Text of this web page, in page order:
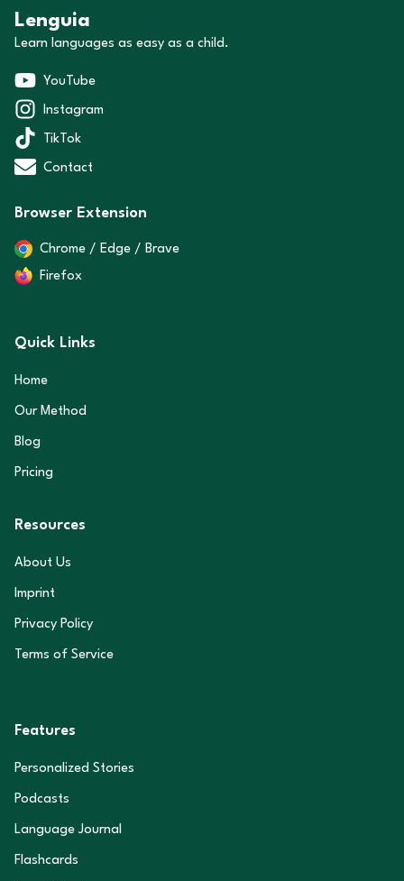
Lenguia
Learn languages as easy as a child.
YouTube
Instagram
TikTok
Contact
Browser Extension
Chrome / Edge / Brave
Firefox
Quick Links
Home
Our Method
Blog
Pricing
Resources
About Us
Imprint
Privacy Policy
Terms of Service
Features
Personalized Stories
Podcasts
Language Journal
Flashcards